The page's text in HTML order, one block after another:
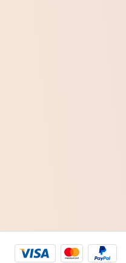
Visa
Mastercard
Paypal